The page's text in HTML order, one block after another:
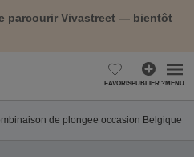
parcourir Vivastreet — bientôt
FAVORISPUBLIER ?MENU
de plongee occasion Belgique